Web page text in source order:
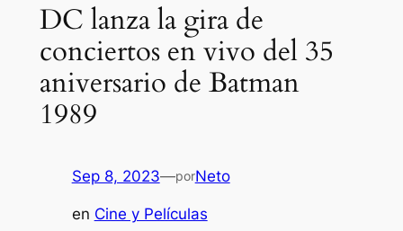
DC lanza la gira de
conciertos en vivo del 35
aniversario de Batman
1989
Sep 8, 2023—porNeto
en Cine y Películas